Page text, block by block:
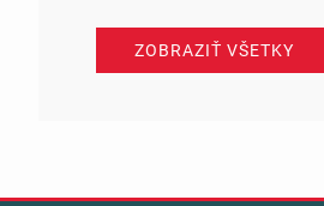
ZOBRAZIŤ VŠETKY